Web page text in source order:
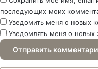
последующих моих
Уведомить меня о новых
Уведомлять меня о новых